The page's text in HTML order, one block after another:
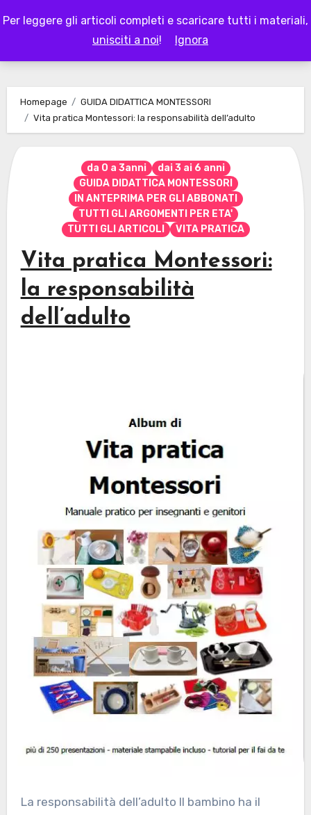
Per leggere gli articoli completi e scaricare tutti i materiali,
unisciti a noi! Ignora
to
LAPAPPADOLCE
Homepage
GUIDA DIDATTICA MONTESSORI
Vita pratica Montessori: la responsabilità dell’adulto
da 0 a 3anni
dai 3 ai 6 anni
GUIDA DIDATTICA MONTESSORI
IN ANTEPRIMA PER GLI ABBONATI
TUTTI GLI ARGOMENTI PER ETA'
TUTTI GLI ARTICOLI
VITA PRATICA
Vita pratica Montessori:
la responsabilità
dell’adulto
La responsabilità dell’adulto Il bambino ha il